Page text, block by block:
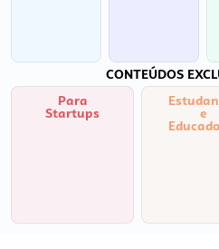
CONTEÚDOS
Para
Startups e